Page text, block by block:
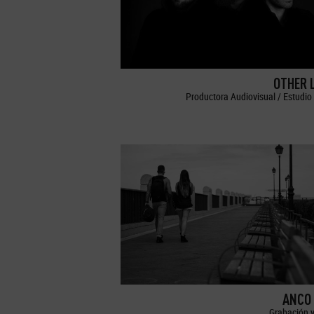
OTHER
Productora Audiovisual / Estudio